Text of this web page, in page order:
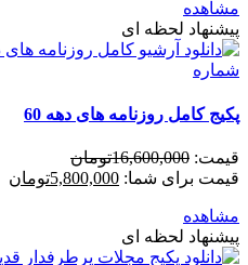
مشاهده
پیشنهاد لحظه ای
پکیج کامل روزنامه های دهه 60
قیمت: 16,600,000تومان
قیمت برای شما: 5,800,000تومان
مشاهده
پیشنهاد لحظه ای